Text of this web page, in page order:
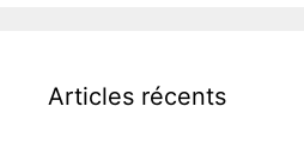
Articles récents